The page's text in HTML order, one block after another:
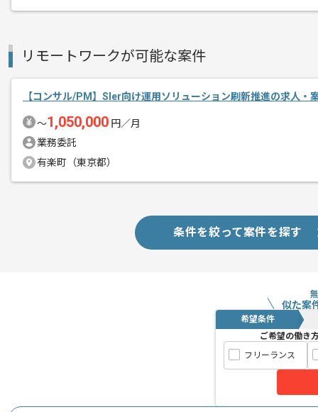
リモートワークが可能な案件
【コンサル/PM】SIer向け運用ソリューション刷新推進の求人・
〜1,050,000 円／月
業務委託
有楽町（東京都）
条件を絞って案件を探す
似た案
希望条件
ご希望の働き
フリーランス